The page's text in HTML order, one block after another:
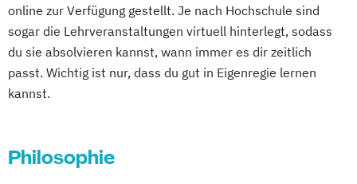
Soziologie - Zugänge zur
Gegenwartsgesellschaft
Volkswirtschaft Wirtschaftsinformatik
Wirtschaftswissenschaft
online zur Verfügung gestellt. Je nach Hochschule sind
sogar die Lehrveranstaltungen virtuell hinterlegt, sodass
du sie absolvieren kannst, wann immer es dir zeitlich
passt. Wichtig ist nur, dass du gut in Eigenregie lernen
kannst.
Philosophie